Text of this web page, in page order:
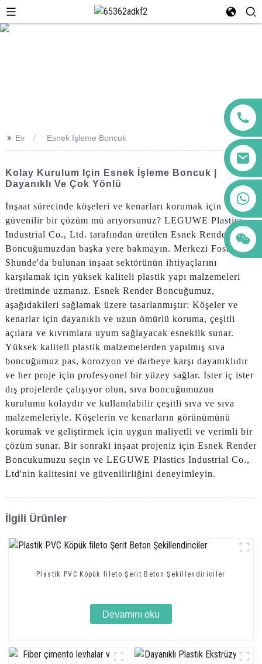
>> Ev Esnek İşleme Boncuk
Kolay Kurulum Için Esnek İşleme Boncuk |
Dayanıklı Ve Çok Yönlü
İnşaat sürecinde köşeleri ve kenarları korumak için
güvenilir bir çözüm mü arıyorsunuz? LEGUWE Plastics
Industrial Co., Ltd. tarafından üretilen Esnek Render
Boncuğumuzdan başka yere bakmayın. Merkezi Foshan
Shunde'da bulunan inşaat sektörünün ihtiyaçlarını
karşılamak için yüksek kaliteli plastik yapı malzemeleri
üretiminde uzmanız. Esnek Render Boncuğumuz,
aşağıdakileri sağlamak üzere tasarlanmıştır: Köşeler ve
kenarlar için dayanıklı ve uzun ömürlü koruma, çeşitli
açılara ve kıvrımlara uyum sağlayacak esneklik sunar.
Yüksek kaliteli plastik malzemelerden yapılmış sıva
boncuğumuz pas, korozyon ve darbeye karşı dayanıklıdır
ve her proje için profesyonel bir yüzey sağlar. İster iç ister
dış projelerde çalışıyor olun, sıva boncuğumuzun
kurulumu kolaydır ve kullanılabilir çeşitli sıva ve sıva
malzemeleriyle. Köşelerin ve kenarların görünümünü
korumak ve geliştirmek için uygun maliyetli ve verimli bir
çözüm sunar. Bir sonraki inşaat projeniz için Esnek Render
Boncukumuzu seçin ve LEGUWE Plastics Industrial Co.,
Ltd'nin kalitesini ve güvenilirliğini deneyimleyin.
İlgili Ürünler
Plastik PVC Köpük fileto Şerit Beton Şekillendiriciler
Devamını oku